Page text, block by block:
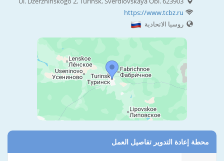
https://www.tcbz.ru
روسيا الاتحادية
محطة إعادة التدوير تفاصيل العمل